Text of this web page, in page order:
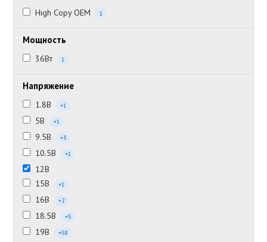
High Copy OEM 1
Мощность
36Вт 1
Напряжение
1.8В +1
5В +1
9.5В +3
10.5В +1
12В
15В
+1
16В +2
18.5В +5
19В +58